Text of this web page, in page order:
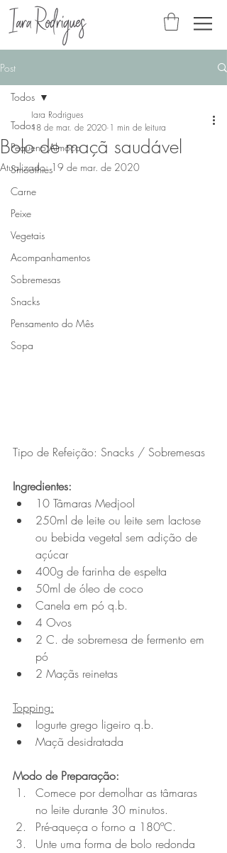
Post
Todos
Pequeno Almoço
Smoothies
Carne
Peixe
Vegetais
Acompanhamentos
Sobremesas
Snacks
Pensamento do Mês
Sopa
Todos
Bolo de maçã saudável
Iara Rodrigues
18 de mar. de 2020 1 min de leitura
Atualizado:19 de mar. de 2020
Tipo de Refeição: Snacks / Sobremesas
Ingredientes:
10 Tâmaras Medjool
250ml de leite ou leite sem lactose
ou bebida vegetal sem adição de
açúcar
400g de farinha de espelta
50ml de óleo de coco
Canela em pó q.b.
4 Ovos
2 C. de sobremesa de fermento em
pó
2 Maçãs reinetas
Topping:
Iogurte grego ligeiro q.b.
Maçã desidratada
Modo de Preparação:
Comece por demolhar as tâmaras
no leite durante 30 minutos.
Pré-aqueça o forno a 180ºC.
Unte uma forma de bolo redonda